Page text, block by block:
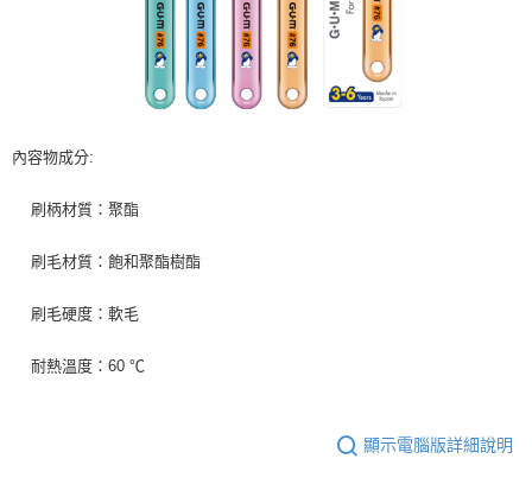
內容物成分:
刷柄材質：聚酯
刷毛材質：飽和聚酯樹酯
刷毛硬度：軟毛
耐熱溫度：60 ℃
顯示電腦版詳細說明